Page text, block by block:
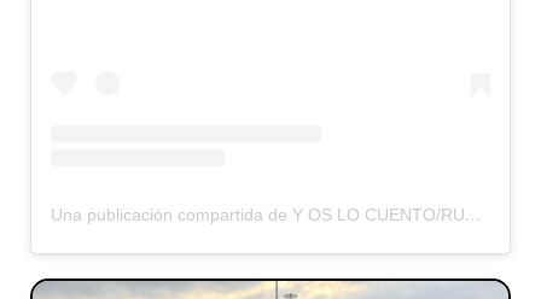
Una publicación compartida de Y OS LO CUENTO/RUMBOS OLVIDADOS (@yoslocuento)